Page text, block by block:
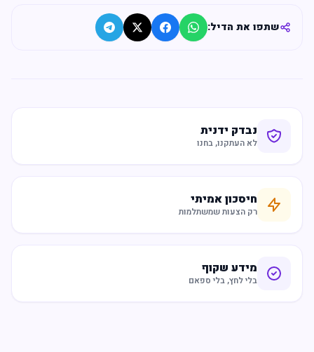
שתפו את הדיל:
נבדק ידנית
לא העתקנו, בחנו
חיסכון אמיתי
רק הצעות שמשתלמות
מידע שקוף
בלי לחץ, בלי ספאם